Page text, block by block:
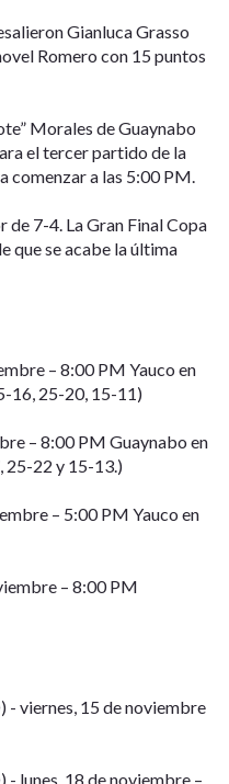
Gianluca Grasso
Romero con 15 puntos
Morales de Guaynabo
el tercer partido de la
comenzar a las 5:00 PM.
de 7-4. La Gran Final Copa
que se acabe la última
– 8:00 PM Yauco en
16, 25-20, 15-11)
– 8:00 PM Guaynabo en
25-22 y 15-13.)
– 5:00 PM Yauco en
– 8:00 PM
- viernes, 15 de noviembre
- lunes, 18 de noviembre –